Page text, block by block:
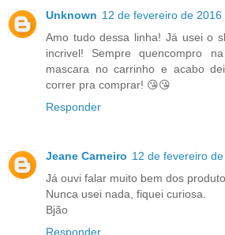
Unknown 12 de fevereiro de 2016
Amo tudo dessa linha! Já usei o
incrivel! Sempre quencompro
mascara no carrinho e acabo
correr pra comprar! 😘😘
Responder
Jeane Carneiro 12 de fevereiro
Já ouvi falar muito bem dos
Nunca usei nada, fiquei curiosa.
Bjão
Responder